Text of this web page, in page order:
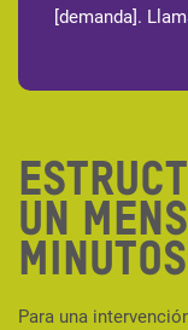
[demanda].
un
minutOs
Para una